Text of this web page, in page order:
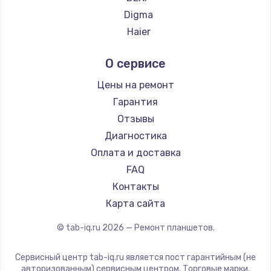
Замена температурного датчика
2500 руб.
Замена электроконфорки
1300 руб.
Заказать
Техобслуживание
900 руб.
Заказать
Установка / подключение / демонтаж
1300 руб.
Digma
Haier
Prestigio
Microsoft
BlackView
Amazon
Aquarius
Philips
Dell
HP
Getac
CHUWI
О сервисе
Цены на ремонт
Гарантия
Отзывы
Диагностика
Оплата и доставка
FAQ
Контакты
Карта сайта
© tab-iq.ru 2026 — Ремонт планшетов.
Сервисный центр tab-iq.ru является пост гарантийным (не
авторизованным) сервисным центром. Торговые марки,